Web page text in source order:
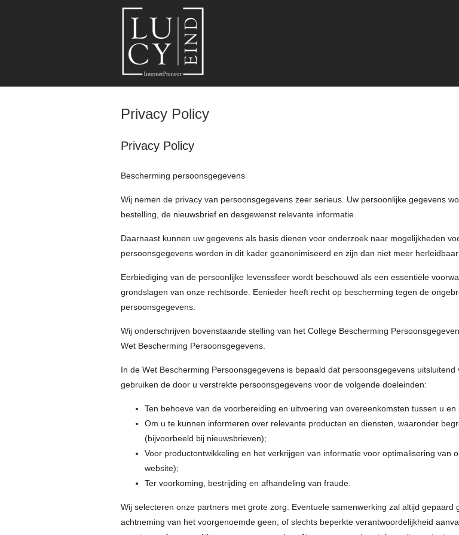
Privacy Policy
Privacy Policy
Bescherming persoonsgegevens
Wij nemen de privacy van persoonsgegevens zeer serieus. Uw persoonlijke gegevens
bestelling, de nieuwsbrief en desgewenst relevante informatie.
Daarnaast kunnen uw gegevens als basis dienen voor onderzoek naar mogelijkheden
persoonsgegevens worden in dit kader geanonimiseerd en zijn dan niet meer
Eerbiediging van de persoonlijke levenssfeer wordt beschouwd als een essentiële
grondslagen van onze rechtsorde. Eenieder heeft recht op bescherming tegen de
persoonsgegevens.
Wij onderschrijven bovenstaande stelling van het College Bescherming
Wet Bescherming Persoonsgegevens.
In de Wet Bescherming Persoonsgegevens is bepaald dat persoonsgegevens
gebruiken de door u verstrekte persoonsgegevens voor de volgende doeleinden:
Ten behoeve van de voorbereiding en uitvoering van overeenkomsten tussen u
Om u te kunnen informeren over relevante producten en diensten, waaronder
(bijvoorbeeld bij nieuwsbrieven);
Voor productontwikkeling en het verkrijgen van informatie voor optimalisering van
website);
Ter voorkoming, bestrijding en afhandeling van fraude.
Wij selecteren onze partners met grote zorg. Eventuele samenwerking zal altijd
achtneming van het voorgenoemde geen, of slechts beperkte verantwoordelijkheid